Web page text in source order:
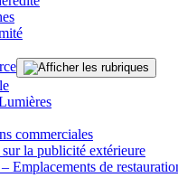
commerciales
la publicité extérieure
Emplacements de